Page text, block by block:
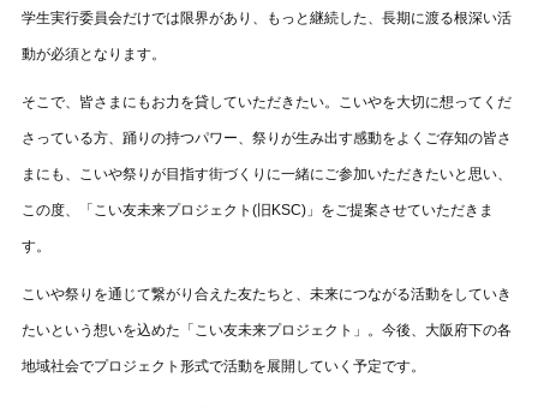
学生実行委員会だけでは限界があり、もっと継続した、長期に渡る根深い活
動が必須となります。
そこで、皆さまにもお力を貸していただきたい。こいやを大切に想ってくだ
さっている方、踊りの持つパワー、祭りが生み出す感動をよくご存知の皆さ
まにも、こいや祭りが目指す街づくりに一緒にご参加いただきたいと思い、
この度、「こい友未来プロジェクト(旧KSC)」をご提案させていただきま
す。
こいや祭りを通じて繋がり合えた友たちと、未来につながる活動をしていき
たいという想いを込めた「こい友未来プロジェクト」。今後、大阪府下の各
地域社会でプロジェクト形式で活動を展開していく予定です。